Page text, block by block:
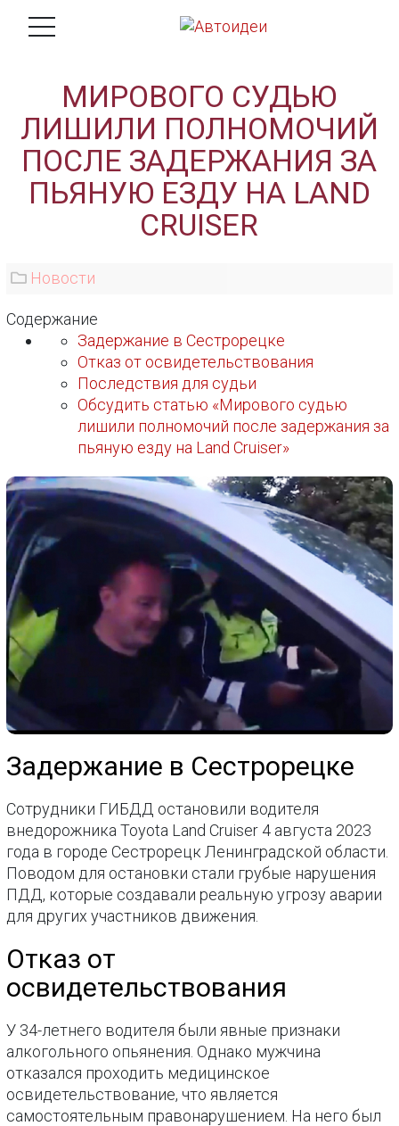
МИРОВОГО СУДЬЮ
ЛИШИЛИ ПОЛНОМОЧИЙ
ПОСЛЕ ЗАДЕРЖАНИЯ ЗА
ПЬЯНУЮ ЕЗДУ НА LAND
CRUISER
Новости
Содержание
Задержание в Сестрорецке
Отказ от освидетельствования
Последствия для судьи
Обсудить статью «Мирового судью
лишили полномочий после задержания за
пьяную езду на Land Cruiser»
Задержание в Сестрорецке
Сотрудники ГИБДД остановили водителя
внедорожника Toyota Land Cruiser 4 августа 2023
года в городе Сестрорецк Ленинградской области.
Поводом для остановки стали грубые нарушения
ПДД, которые создавали реальную угрозу аварии
для других участников движения.
Отказ от
освидетельствования
У 34-летнего водителя были явные признаки
алкогольного опьянения. Однако мужчина
отказался проходить медицинское
освидетельствование, что является
самостоятельным правонарушением. На него был